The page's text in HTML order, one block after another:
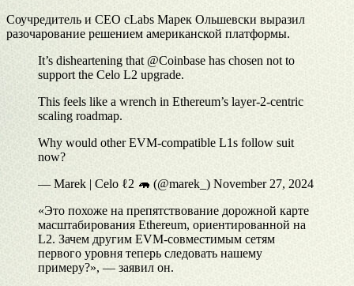
Соучредитель и СЕО cLabs Марек Ольшевски выразил
разочарование решением американской платформы.
It’s disheartening that @Coinbase has chosen not to
support the Celo L2 upgrade.
This feels like a wrench in Ethereum’s layer-2-centric
scaling roadmap.
Why would other EVM-compatible L1s follow suit
now?
— Marek | Celo ℓ2 🦛 (@marek_) November 27, 2024
«Это похоже на препятствование дорожной карте
масштабирования Ethereum, ориентированной на
L2. Зачем другим EVM-совместимым сетям
первого уровня теперь следовать нашему
примеру?», — заявил он.